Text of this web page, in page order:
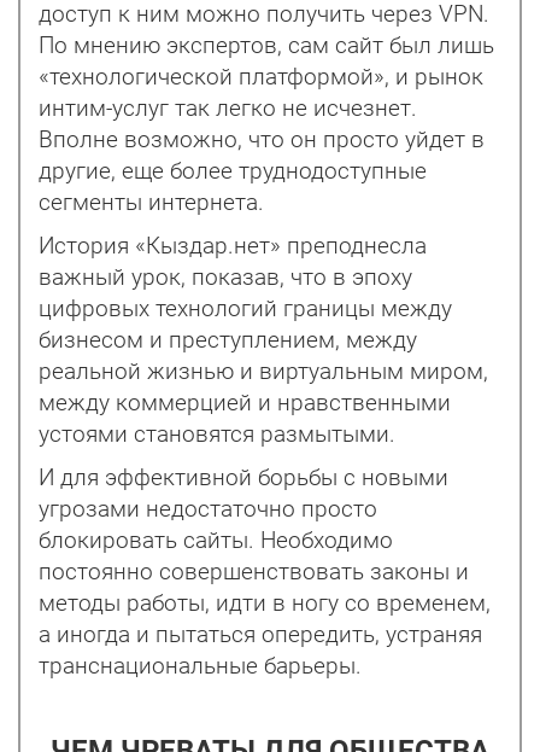
доступ к ним можно получить через VPN.
По мнению экспертов, сам сайт был лишь
«технологической платформой», и рынок
интим-услуг так легко не исчезнет.
Вполне возможно, что он просто уйдет в
другие, еще более труднодоступные
сегменты интернета.
История «Кыздар.нет» преподнесла
важный урок, показав, что в эпоху
цифровых технологий границы между
бизнесом и преступлением, между
реальной жизнью и виртуальным миром,
между коммерцией и нравственными
устоями становятся размытыми.
И для эффективной борьбы с новыми
угрозами недостаточно просто
блокировать сайты. Необходимо
постоянно совершенствовать законы и
методы работы, идти в ногу со временем,
а иног­да и пытаться опередить, устраняя
транснациональные барьеры.